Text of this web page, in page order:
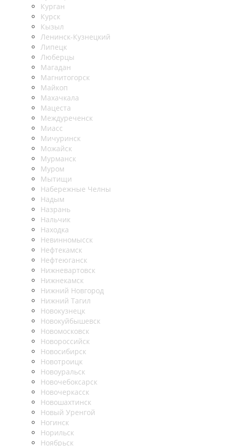
Курган
Курск
Кызыл
Ленинск-Кузнецкий
Липецк
Люберцы
Магадан
Магнитогорск
Майкоп
Махачкала
Мацеста
Междуреченск
Миасс
Мичуринск
Можайск
Мурманск
Муром
Мытищи
Набережные Челны
Надым
Назрань
Нальчик
Находка
Невинномысск
Нефтекамск
Нефтеюганск
Нижневартовск
Нижнекамск
Нижний Новгород
Нижний Тагил
Новокузнецк
Новокуйбышевск
Новомосковск
Новороссийск
Новосибирск
Новотроицк
Новоуральск
Новочебоксарск
Новочеркасск
Новошахтинск
Новый Уренгой
Ногинск
Норильск
Ноябрьск